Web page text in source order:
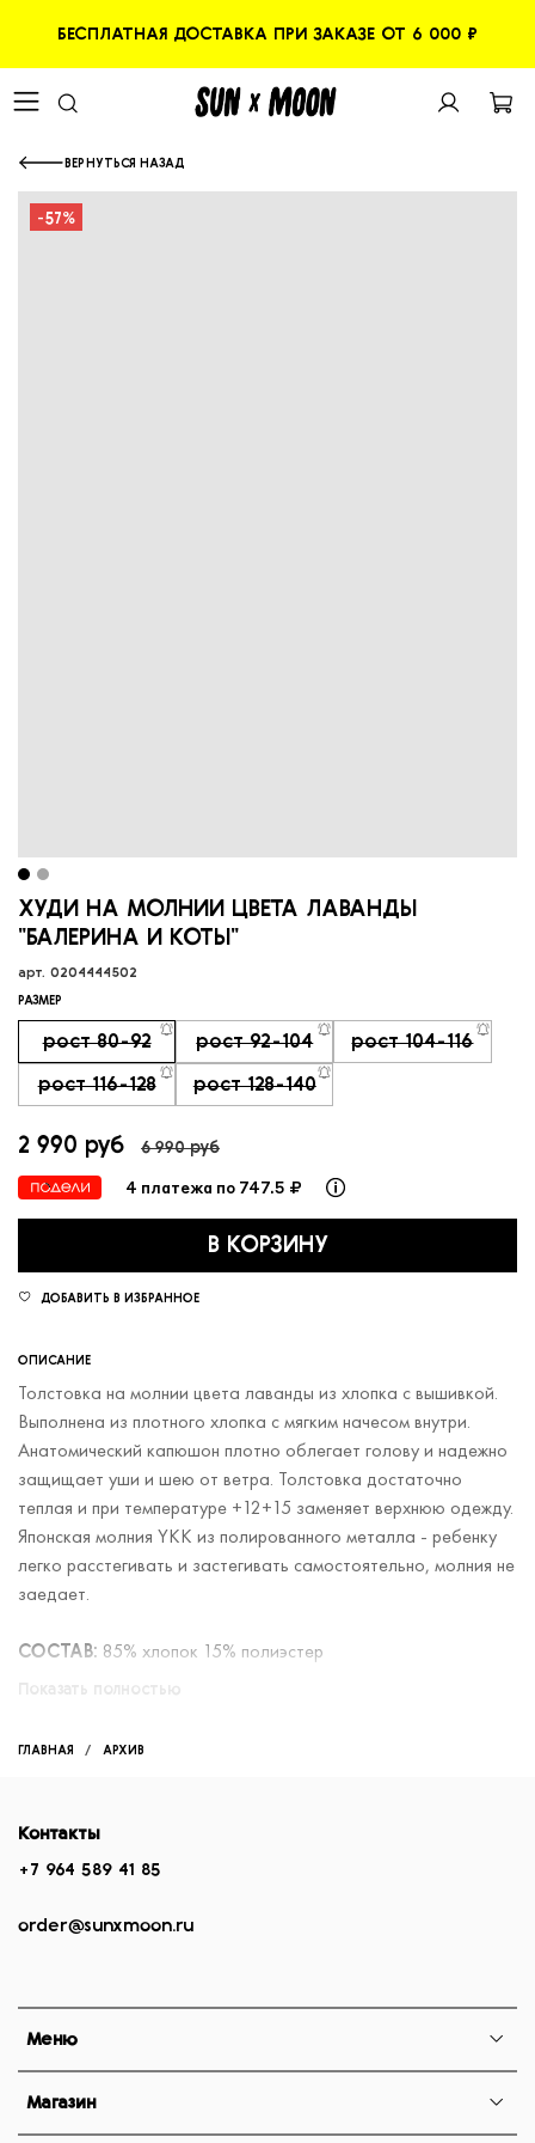
БЕСПЛАТНАЯ ДОСТАВКА ПРИ ЗАКАЗЕ ОТ 6 000 ₽
ВЕРНУТЬСЯ НАЗАД
-57%
арт. 0204444502
ХУДИ НА МОЛНИИ ЦВЕТА ЛАВАНДЫ
"БАЛЕРИНА И КОТЫ"
РАЗМЕР
рост 80-92 рост 92-104 рост 104-116
рост 116-128 рост 128-140
2 990 руб 6 990 руб
4 платежа по 747.5 ₽
В КОРЗИНУ
ДОБАВИТЬ В ИЗБРАННОЕ
ОПИСАНИЕ
Толстовка на молнии цвета лаванды из хлопка с вышивкой.
Выполнена из плотного хлопка с мягким начесом внутри.
Анатомический капюшон плотно облегает голову и надежно
защищает уши и шею от ветра. Толстовка достаточно
теплая и при температуре +12+15 заменяет верхнюю одежду.
Японская молния YKK из полированного металла - ребенку
легко расстегивать и застегивать самостоятельно, молния не
заедает.
СОСТАВ: 85% хлопок 15% полиэстер
ГЛАВНАЯ АРХИВ
Меню
Магазин
Контакты
+7 964 589 41 85
order@sunxmoon.ru